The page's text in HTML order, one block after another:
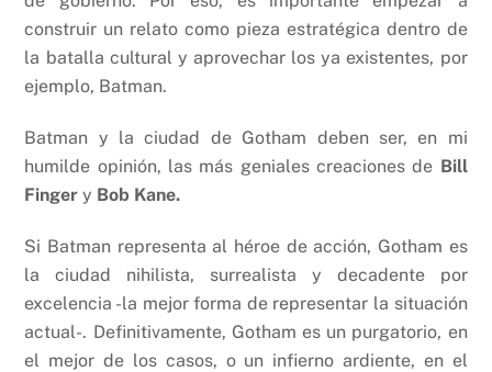
construir un relato como pieza estratégica dentro de
la batalla cultural y aprovechar los ya existentes, por
ejemplo, Batman.
Batman y la ciudad de Gotham deben ser, en mi
humilde opinión, las más geniales creaciones de Bill
Finger y Bob Kane.
Si Batman representa al héroe de acción, Gotham es
la ciudad nihilista, surrealista y decadente por
excelencia -la mejor forma de representar la situación
actual-. Definitivamente, Gotham es un purgatorio, en
el mejor de los casos, o un infierno ardiente, en el